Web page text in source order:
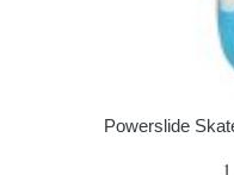
Powerslide